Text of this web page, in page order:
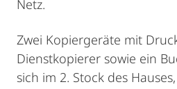
Netz.
Zwei Kopiergeräte mit
Dienstkopierer sowie ein
sich im 2. Stock des